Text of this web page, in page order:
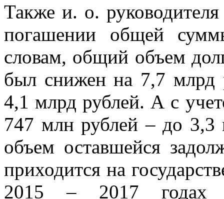
Также и. о.
погашении общей
словам, общий объем
был снижен на 7,7 млрд
4,1 млрд рублей. А с
747 млн рублей – до 3,3
объем оставшейся
приходится на
2015 – 2017 годах